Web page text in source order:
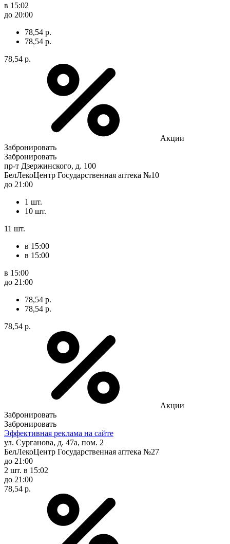
в 15:02
до 20:00
78,54 р.
78,54 р.
78,54 р.
Акции
Забронировать
Забронировать
пр-т Дзержинского, д. 100
БелЛекоЦентр Государственная аптека №10
до 21:00
1 шт.
10 шт.
11 шт.
в 15:00
в 15:00
в 15:00
до 21:00
78,54 р.
78,54 р.
78,54 р.
Акции
Забронировать
Забронировать
Эффективная реклама на сайте
ул. Сурганова, д. 47а, пом. 2
БелЛекоЦентр Государственная аптека №27
до 21:00
2 шт. в 15:02
до 21:00
78,54 р.